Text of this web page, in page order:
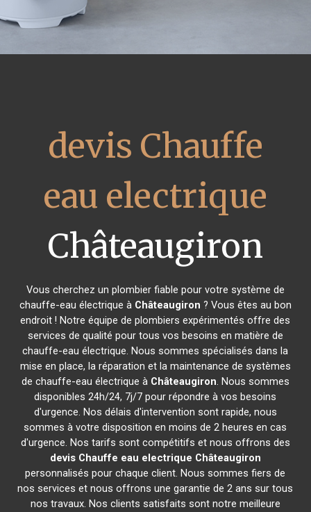
devis Chauffe
eau electrique
Châteaugiron
Vous cherchez un plombier fiable pour votre système de
chauffe-eau électrique à Châteaugiron ? Vous êtes au bon
endroit ! Notre équipe de plombiers expérimentés offre des
services de qualité pour tous vos besoins en matière de
chauffe-eau électrique. Nous sommes spécialisés dans la
mise en place, la réparation et la maintenance de systèmes
de chauffe-eau électrique à Châteaugiron. Nous sommes
disponibles 24h/24, 7j/7 pour répondre à vos besoins
d'urgence. Nos délais d'intervention sont rapide, nous
sommes à votre disposition en moins de 2 heures en cas
d'urgence. Nos tarifs sont compétitifs et nous offrons des
devis Chauffe eau electrique Châteaugiron
personnalisés pour chaque client. Nous sommes fiers de
nos services et nous offrons une garantie de 2 ans sur tous
nos travaux. Nos clients satisfaits sont notre meilleure